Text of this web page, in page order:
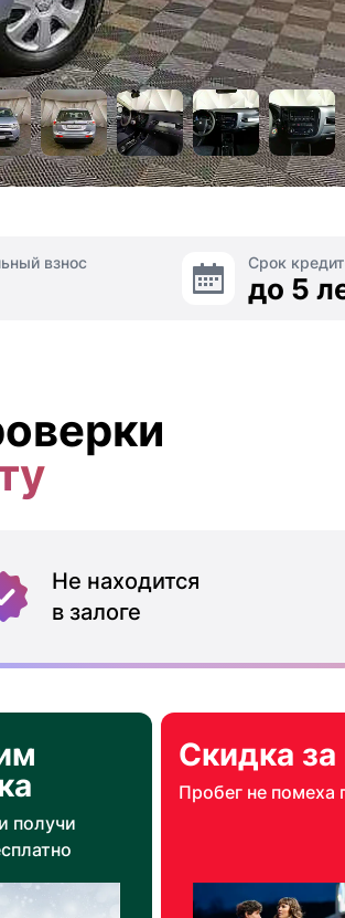
взнос Срок
до 5
Не находится
в залоге
получи
Скидка за
Пробег не помеха